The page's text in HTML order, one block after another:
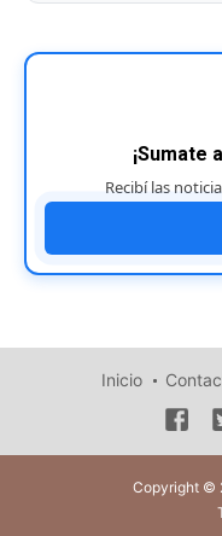
¡Sumate
Recibí las
Inicio
Copyright ©